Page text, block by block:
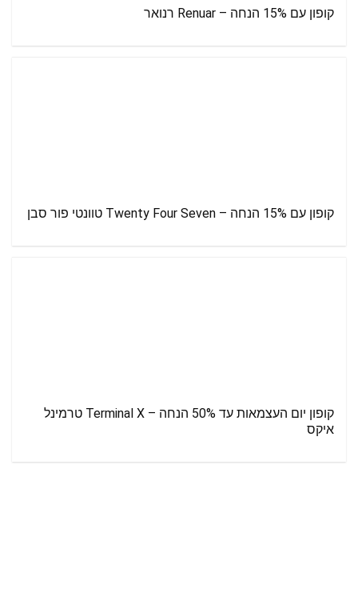
קופון עם 15% הנחה – Renuar רנואר
קופון עם 15% הנחה – Twenty Four Seven טוונטי פור סבן
קופון יום העצמאות עד 50% הנחה – Terminal X טרמינל
איקס